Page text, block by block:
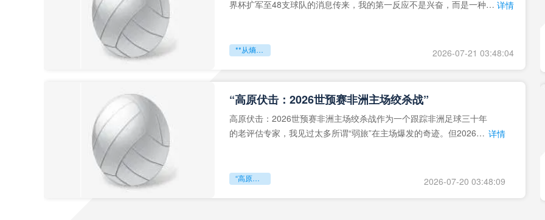
界杯扩军至48支球队的消息传来，我的第一反应不是兴奋，而是一种深 详情
**从熵增到自组织：2026世界杯小组赛战术系统的演化密码** 2026-07-21 03:48:04
“高原伏击：2026世预赛非洲主场绞杀战”
高原伏击：2026世预赛非洲主场绞杀战作为一个跟踪非洲足球三十年
的老评估专家，我见过太多所谓“弱旅”在主场爆发的奇迹。但2026年 详情
“高原伏击：2026世预赛非洲主场绞杀战” 2026-07-20 03:48:09